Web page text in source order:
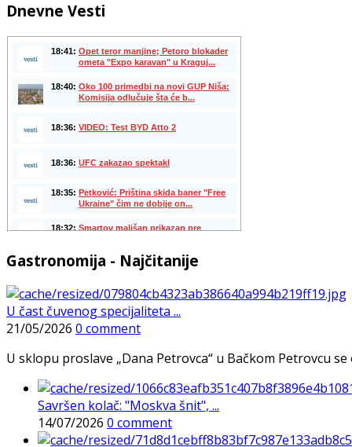
Dnevne Vesti
Gastronomija - Najčitanije
U čast čuvenog specijaliteta ...
21/05/2026 0 comment
U sklopu proslave „Dana Petrovca“ u Bačkom Petrovcu
Savršen kolač: "Moskva šnit", ...
14/07/2026 0 comment